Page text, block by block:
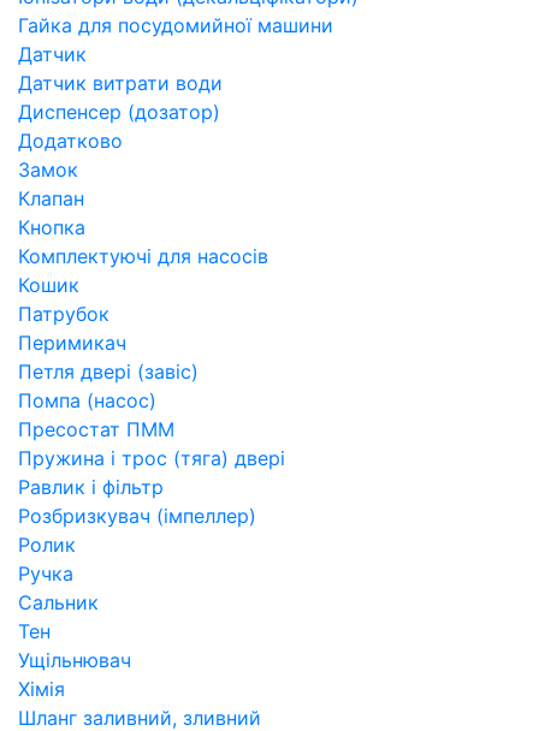
Гайка для посудомийної машини
Датчик
Датчик витрати води
Диспенсер (дозатор)
Додатково
Замок
Клапан
Кнопка
Комплектуючі для насосів
Кошик
Патрубок
Перимикач
Петля двері (завіс)
Помпа (насос)
Пресостат ПММ
Пружина і трос (тяга) двері
Равлик і фільтр
Розбризкувач (імпеллер)
Ролик
Ручка
Сальник
Тен
Ущільнювач
Хімія
Шланг заливний, зливний